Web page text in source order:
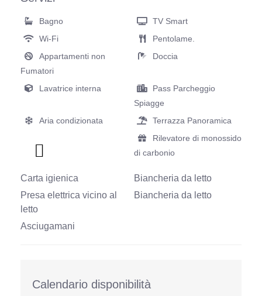
Bagno
TV Smart
Wi-Fi
Pentolame.
Appartamenti non
Fumatori
Doccia
Lavatrice interna
Pass Parcheggio
Spiagge
Aria condizionata
Terrazza Panoramica
Rilevatore di monossido
di carbonio
Carta igienica
Biancheria da letto
Presa elettrica vicino al
letto
Biancheria da letto
Asciugamani
Calendario disponibilità